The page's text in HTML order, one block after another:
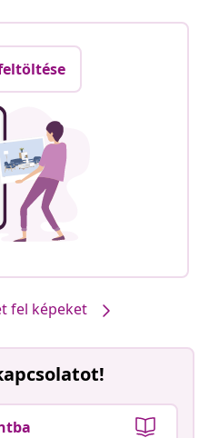
fel képeket